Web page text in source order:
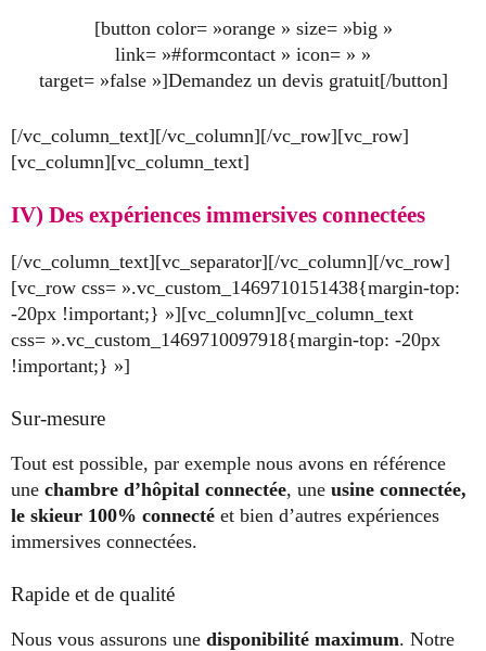
[button color= »orange » size= »big »
link= »#formcontact » icon= » »
target= »false »]Demandez un devis gratuit[/button]
[/vc_column_text][/vc_column][/vc_row][vc_row]
[vc_column][vc_column_text]
IV) Des expériences immersives connectées
[/vc_column_text][vc_separator][/vc_column][/vc_row]
[vc_row css= ».vc_custom_1469710151438{margin-top:
-20px !important;} »][vc_column][vc_column_text
css= ».vc_custom_1469710097918{margin-top: -20px
!important;} »]
Sur-mesure
Tout est possible, par exemple nous avons en référence
une chambre d’hôpital connectée, une usine connectée,
le skieur 100% connecté et bien d’autres expériences
immersives connectées.
Rapide et de qualité
Nous vous assurons une disponibilité maximum. Notre